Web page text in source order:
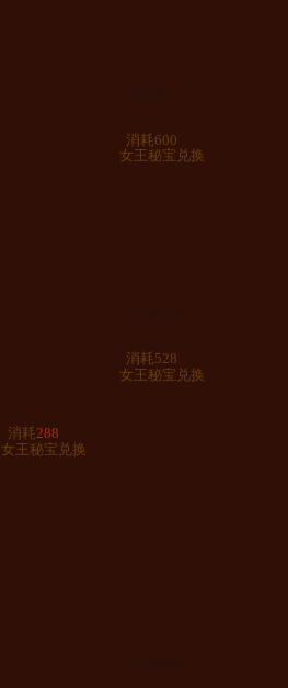
消耗600
女王秘宝兑换
消耗528
女王秘宝兑换
消耗288
女王秘宝兑换